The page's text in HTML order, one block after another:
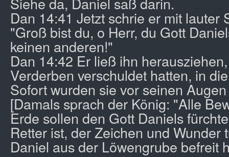
Dan 14:41 Jetzt schrie er mit lauter
"Groß bist du, o Herr, du Gott
keinen anderen!"
Dan 14:42 Er ließ ihn
Verderben verschuldet hatten, in
Sofort wurden sie vor seinen
[Damals sprach der König: "Alle
Erde sollen den Gott Daniels
Retter ist, der Zeichen und Wunder
Daniel aus der Löwengrube befreit